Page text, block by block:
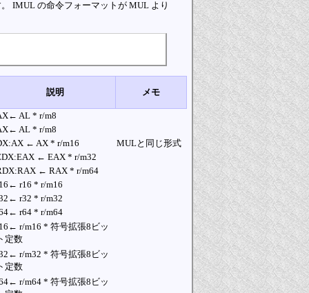
IMUL の命令フォーマットが MUL より
説明 メモ
AL * r/m8
MULと同じ形式
AL * r/m8
← AX * r/m16
← EAX * r/m32
← RAX * r/m64
r16 * r/m16
r32 * r/m32
r64 * r/m64
r/m16 * 符号拡張8ビッ
定数
r/m32 * 符号拡張8ビッ
定数
r/m64 * 符号拡張8ビッ